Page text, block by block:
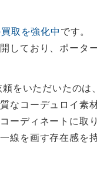
取を強化中 です。
しており、ポータ
をいただいたの
なコーデュロイ
ーディネートに
線を画す存在感を